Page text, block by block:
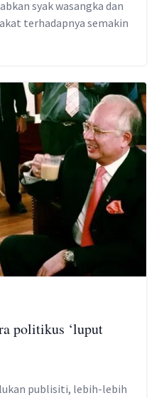
syak wasangka dan
terhadapnya semakin
politikus ‘luput
publisiti, lebih-lebih